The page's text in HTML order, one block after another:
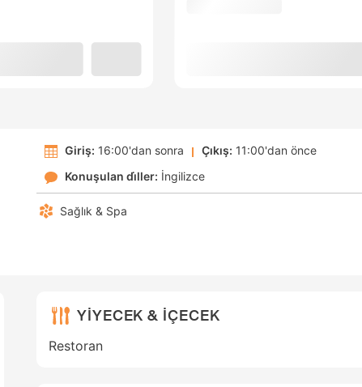
Giriş: 16:00'dan sonra Çıkış: 11:00'dan önce
Konuşulan di̇ller: İngilizce
Sağlık & Spa
YİYECEK & İÇECEK
Restoran